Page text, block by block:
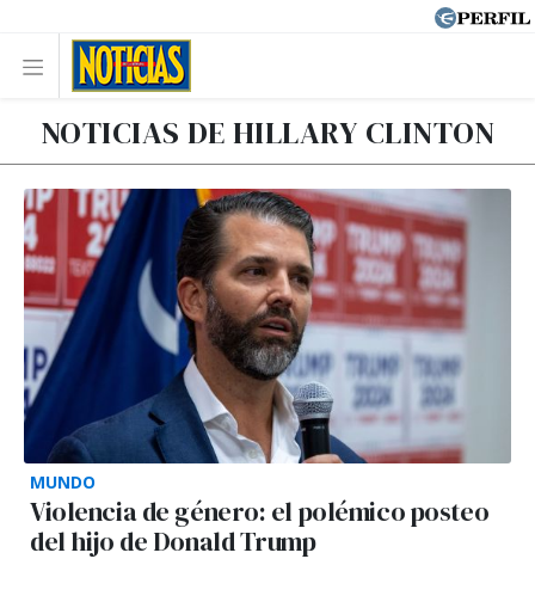
NOTICIAS DE HILLARY CLINTON
MUNDO
Violencia de género: el polémico posteo
del hijo de Donald Trump